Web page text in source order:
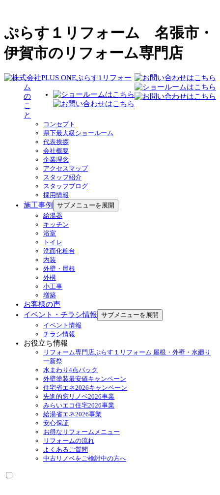
ぷらす１リフォーム 名張市・
伊賀市のリフォーム専門店
ぷらす1リフォー
ム
の
こ
と
コンセプト
県下最大級ショールーム
代表挨拶
会社概要
企業理念
アクセスマップ
スタッフ紹介
スタッフブログ
採用情報
施工事例
サブメニューを展開
給湯器
キッチン
浴室
トイレ
洗面化粧台
内装
外壁・屋根
外構
小工事
増築
お客様の声
イベント・チラシ情報 サブメニューを展開
イベント情報
チラシ情報
お役立ち情報
リフォーム専門店ぷらす１リフォーム 屋根・外壁・水廻り
一新祭
水まわり4点パック
外壁塗装最安値キャンペーン
住宅省エネ2026キャンペーン
先進的窓リノベ2026事業
みらいエコ住宅2026事業
給湯省エネ2026事業
安心保証
お得なリフォームメニュー
リフォームの流れ
よくあるご質問
中古リノベをご検討中の方へ